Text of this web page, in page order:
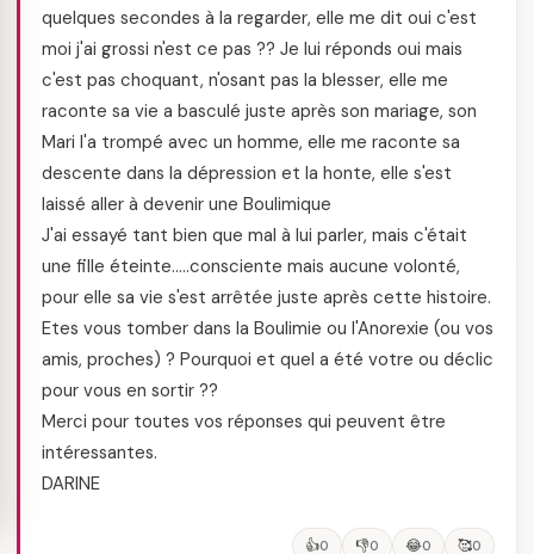
quelques secondes à la regarder, elle me dit oui c'est
moi j'ai grossi n'est ce pas ?? Je lui réponds oui mais
c'est pas choquant, n'osant pas la blesser, elle me
raconte sa vie a basculé juste après son mariage, son
Mari l'a trompé avec un homme, elle me raconte sa
descente dans la dépression et la honte, elle s'est
laissé aller à devenir une Boulimique
J'ai essayé tant bien que mal à lui parler, mais c'était
une fille éteinte…..consciente mais aucune volonté,
pour elle sa vie s'est arrêtée juste après cette histoire.
Etes vous tomber dans la Boulimie ou l'Anorexie (ou vos
amis, proches) ? Pourquoi et quel a été votre ou déclic
pour vous en sortir ??
Merci pour toutes vos réponses qui peuvent être
intéressantes.
DARINE
👍0 👎0 😂0 🥰0